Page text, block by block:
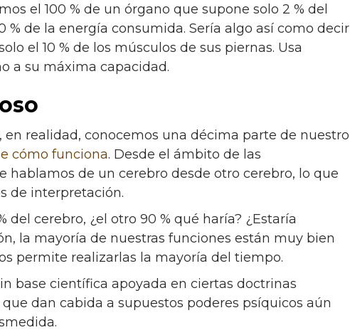
el 100 % de un órgano que supone solo 2 % del
% de la energía consumida. Sería algo así como decir
el 10 % de los músculos de sus piernas. Usa
a su máxima capacidad.
realidad, conocemos una décima parte de nuestro
cómo funciona. Desde el ámbito de las
hablamos de un cerebro desde otro cerebro, lo que
de interpretación.
del cerebro, ¿el otro 90 % qué haría? ¿Estaría
la mayoría de nuestras funciones están muy bien
permite realizarlas la mayoría del tiempo.
base científica apoyada en ciertas doctrinas
dan cabida a supuestos poderes psíquicos aún